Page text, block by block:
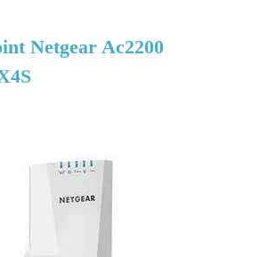
Netgear Ac2200